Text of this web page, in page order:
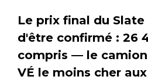
Le prix final du
d'être confirmé : 26
compris — le
VÉ le moins cher